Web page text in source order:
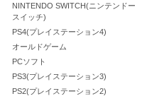
NINTENDO SWITCH(ニンテンドー
スイッチ)
PS4(プレイステーション4)
オールドゲーム
PCソフト
PS3(プレイステーション3)
PS2(プレイステーション2)